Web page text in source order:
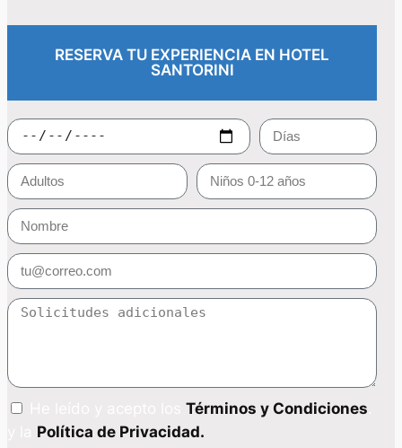
RESERVA TU EXPERIENCIA EN HOTEL
SANTORINI
Términos y Condiciones
Política de Privacidad.